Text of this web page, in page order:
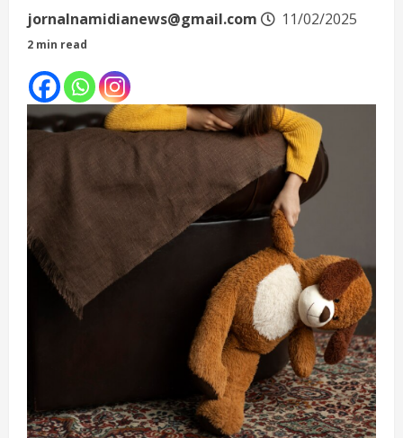
jornalnamidianews@gmail.com 11/02/2025
2 min read